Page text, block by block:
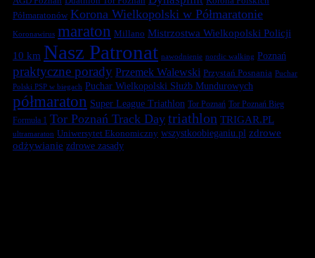
Półmaratonów Korona Wielkopolski w Półmaratonie
Koronawirus maraton Millano Mistrzostwa Wielkopolski Policji
10 km Nasz Patronat nawodnienie nordic walking Poznań
praktyczne porady Przemek Walewski Przystań Posnania Puchar
Polski PSP w biegach Puchar Wielkopolski Służb Mundurowych
półmaraton Super League Triathlon Tor Poznań Tor Poznań Bieg
Formuła 1 Tor Poznań Track Day triathlon TRIGAR.PL
ultramaraton Uniwersytet Ekonomiczny wszystkoobieganiu.pl zdrowe
odżywianie zdrowe zasady